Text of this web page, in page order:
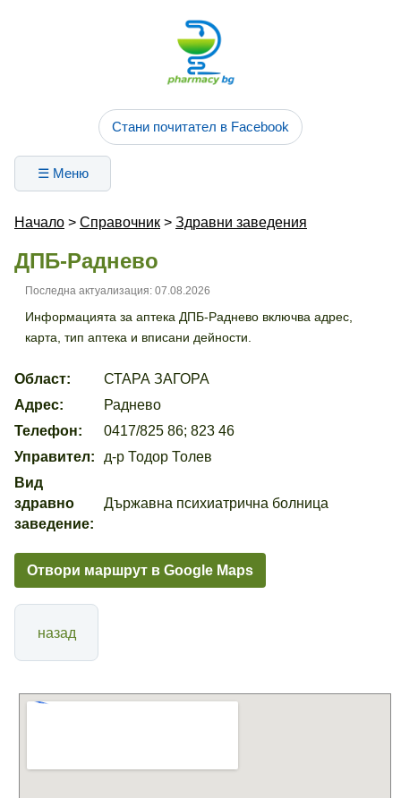
Стани почитател в Facebook
☰ Меню
Начало > Справочник > Здравни заведения
ДПБ-Раднево
Последна актуализация: 07.08.2026
Информацията за аптека ДПБ-Раднево включва адрес,
карта, тип аптека и вписани дейности.
Област:
СТАРА ЗАГОРА
Адрес:
Раднево
Телефон:
0417/825 86; 823 46
Управител:
д-р Тодор Толев
Вид
здравно
заведение:
Държавна психиатрична болница
Отвори маршрут в Google Maps
назад